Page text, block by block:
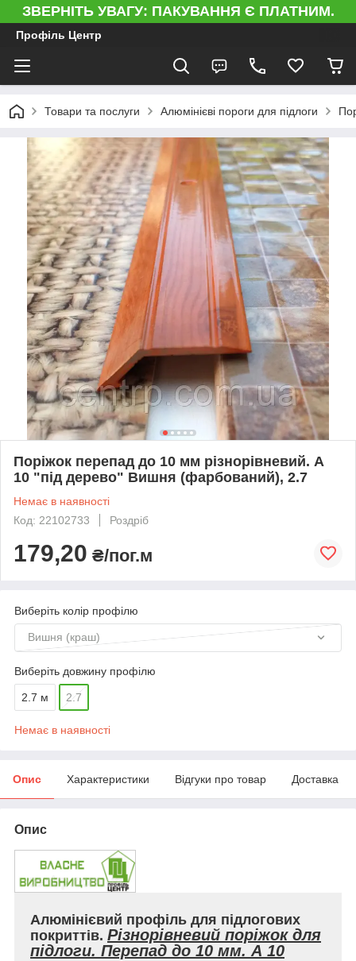
ЗВЕРНІТЬ УВАГУ: ПАКУВАННЯ Є ПЛАТНИМ.
Профіль Центр
Товари та послуги Алюмінієві пороги для підлоги
Поріжок перепад до 10 мм різнорівневий. А
10 "під дерево" Вишня (фарбований), 2.7
Немає в наявності
Код: 22102733
Роздріб
179,20 ₴/пог.м
Виберіть колір профілю
Вишня (краш)
Виберіть довжину профілю
2.7 м 2.7
Немає в наявності
Опис Характеристики Відгуки про товар Доставка
Опис
Алюмінієвий профіль для підлогових
покриттів. Різнорівневий поріжок для
підлоги. Перепад до 10 мм. А 10